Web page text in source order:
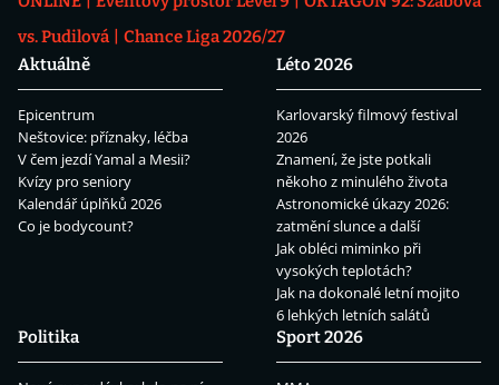
vs. Pudilová
Chance Liga 2026/27
Aktuálně
Epicentrum
Neštovice: příznaky, léčba
V čem jezdí Yamal a Mesii?
Kvízy pro seniory
Kalendář úplňků 2026
Co je bodycount?
Léto 2026
Karlovarský filmový festival
2026
Znamení, že jste potkali
někoho z minulého života
Astronomické úkazy 2026:
zatmění slunce a další
Jak obléci miminko při
vysokých teplotách?
Jak na dokonalé letní mojito
6 lehkých letních salátů
Politika
Sport 2026